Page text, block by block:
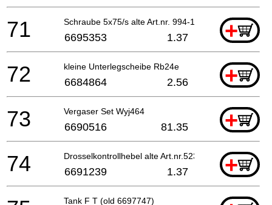
Schraube 5x75/s alte Art.nr. 994-14050-571+
71 6695353 1.37
kleine Unterlegscheibe Rb24e +
72 6684864 2.56
Vergaser Set Wyj464 +
73 6690516 81.35
Drosselkontrollhebel alte Art.nr.523-0652n-20
+
74 6691239 1.37
Tank F T (old 6697747)